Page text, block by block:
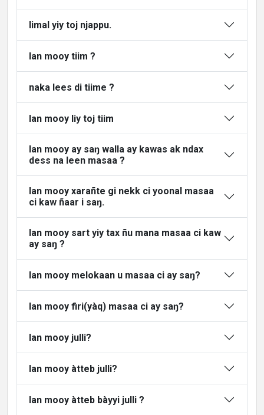
limal yiy toj njappu.
lan mooy tiim ?
naka lees di tiime ?
lan mooy liy toj tiim
lan mooy ay saŋ walla ay kawas ak ndax
dess na leen masaa ?
lan mooy xarañte gi nekk ci yoonal masaa
ci kaw ñaar i saŋ.
lan mooy sart yiy tax ñu mana masaa ci kaw
ay saŋ ?
lan mooy melokaan u masaa ci ay saŋ?
lan mooy firi(yàq) masaa ci ay saŋ?
lan mooy julli?
lan mooy àtteb julli?
lan mooy àtteb bàyyi julli ?